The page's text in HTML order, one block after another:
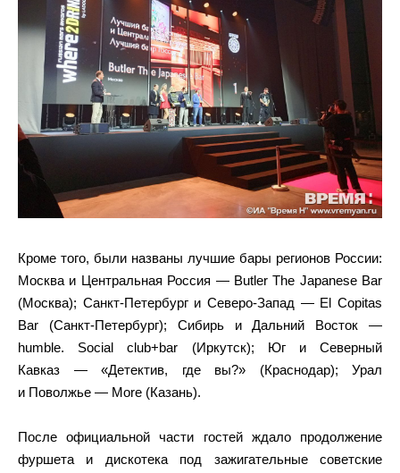
Кроме того, были названы лучшие бары регионов России:
Москва и Центральная Россия — Butler The Japanese Bar
(Москва); Санкт-Петербург и Северо-Запад — El Copitas
Bar (Санкт-Петербург); Сибирь и Дальний Восток —
humble. Social club+bar (Иркутск); Юг и Северный
Кавказ — «Детектив, где вы?» (Краснодар); Урал
и Поволжье — More (Казань).
После официальной части гостей ждало продолжение
фуршета и дискотека под зажигательные советские